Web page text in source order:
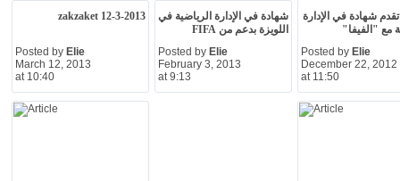
zakzaket 12-3-2013
Posted by Elie
March 12, 2013
at 10:40
شهادة في الإدارة الرياضية في
اللويزة بدعم من FIFA
Posted by Elie
February 3, 2013
at 9:13
تقدم شهادة في الإدارة
مع "الفيفا"
Posted by Elie
December 22, 2012
at 11:50